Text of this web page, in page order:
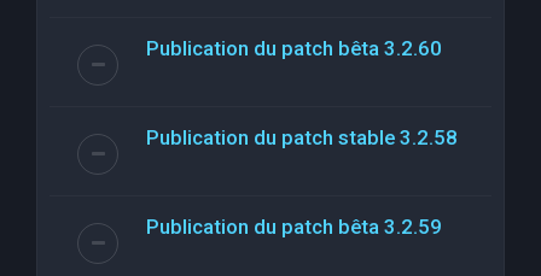
Publication du patch bêta 3.2.60
Publication du patch stable 3.2.58
Publication du patch bêta 3.2.59